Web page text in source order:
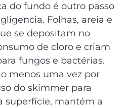
do fundo é outro passo
Folhas, areia e
se depositam no
de cloro e criam
fungos e bactérias.
menos uma vez por
do skimmer para
superfície, mantém a